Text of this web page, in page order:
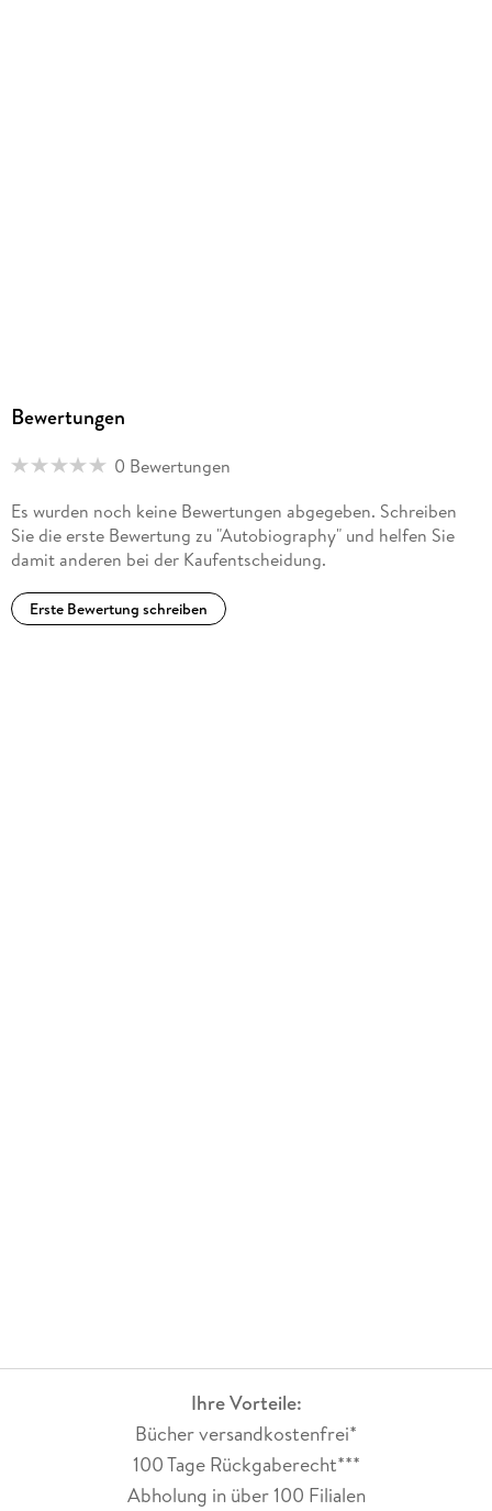
Bewertungen
0 Bewertungen
Es wurden noch keine Bewertungen abgegeben. Schreiben
Sie die erste Bewertung zu "Autobiography" und helfen Sie
damit anderen bei der Kaufentscheidung.
Erste Bewertung schreiben
Ihre Vorteile:
Bücher versandkostenfrei*
100 Tage Rückgaberecht***
Abholung in über 100 Filialen